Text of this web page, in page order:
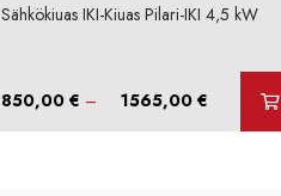
Sähkökiuas IKI-Kiuas Pilari-IKI 4,5 kW
850,00 € – 1565,00 €Hintaluokka: